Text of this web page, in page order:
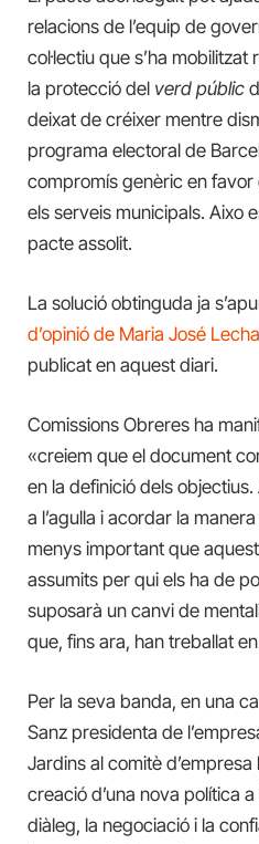
relacions de l’equip de
col·lectiu que s’ha
la protecció del verd públic
deixat de créixer mentre
programa electoral de
compromís genèric en favor
els serveis municipals. Aixo
pacte assolit.
La solució obtinguda ja
d’opinió de Maria José Lecha
publicat en aquest diari.
Comissions Obreres ha
«creiem que el document
en la definició dels
a l’agulla i acordar la
menys important que
assumits per qui els ha de
suposarà un canvi de
que, fins ara, han treballat
Per la seva banda, en una
Sanz presidenta de
Jardins al comitè
creació d’una nova política
diàleg, la negociació i la